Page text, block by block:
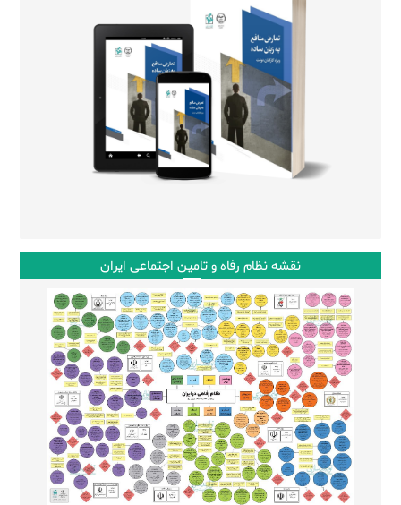
نقشه نظام رفاه و تامین اجتماعی ایران